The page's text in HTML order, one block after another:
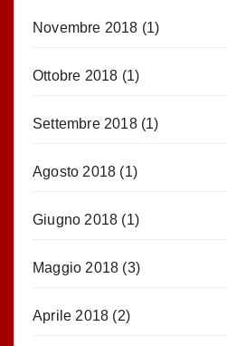
Novembre 2018 (1)
Ottobre 2018 (1)
Settembre 2018(1)
Agosto 2018 (1)
Giugno 2018 (1)
Maggio 2018 (3)
Aprile 2018 (2)